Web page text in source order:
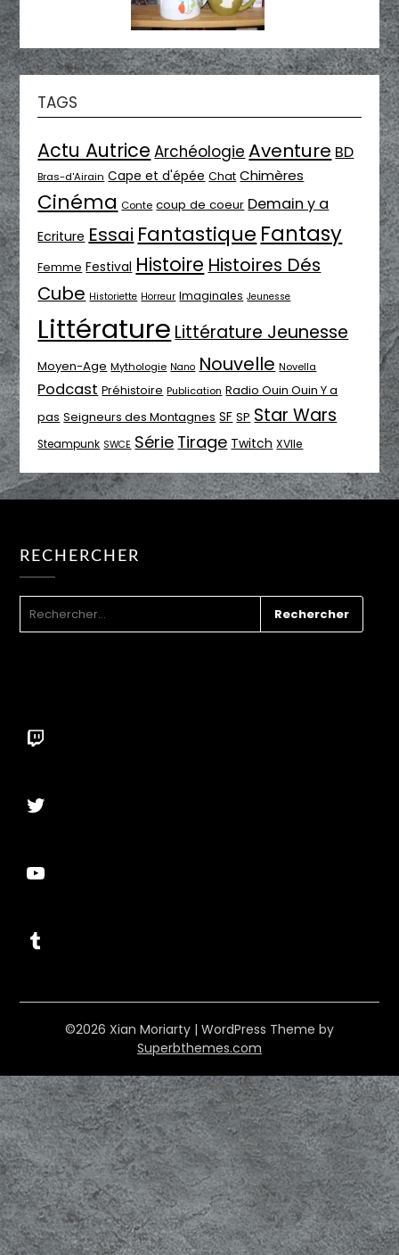
TAGS
Actu Autrice Archéologie Aventure BD
Bras-d'Airain Cape et d'épée Chat Chimères
Cinéma Conte coup de coeur Demain y a
Ecriture Essai Fantastique Fantasy
Femme Festival Histoire Histoires Dés
Cube Historiette Horreur Imaginales Jeunesse
Littérature Littérature Jeunesse
Moyen-Age Mythologie Nano Nouvelle Novella
Podcast Préhistoire Publication Radio Ouin Ouin Y a
pas Seigneurs des Montagnes SF SP Star Wars
Steampunk SWCE Série Tirage Twitch XVIIe
RECHERCHER
Twitch
Twitter
YouTube
Tumblr
©2026 Xian Moriarty | WordPress Theme by
Superbthemes.com